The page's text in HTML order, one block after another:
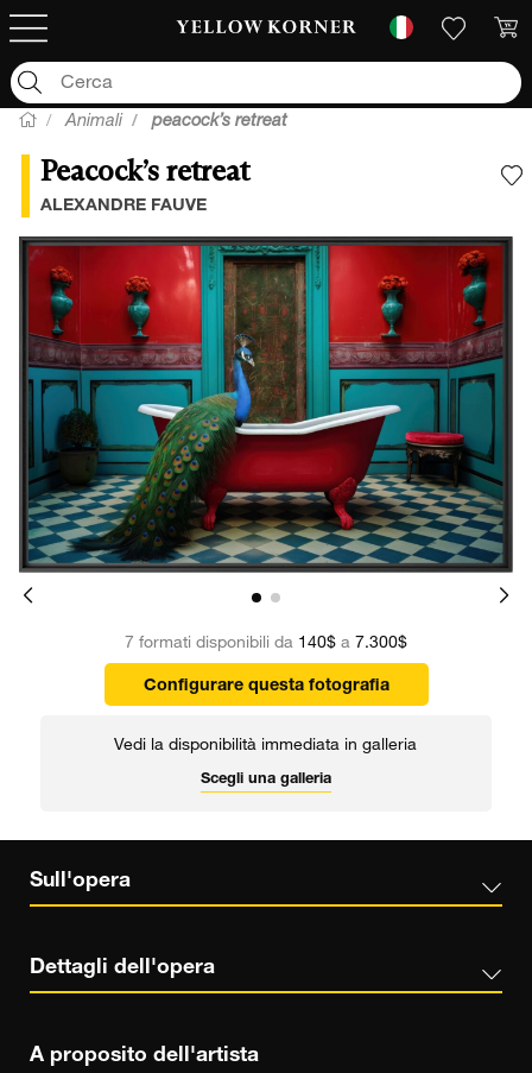
Animali peacock’s retreat
Peacock’s retreat
ALEXANDRE FAUVE
7 formati disponibili da 140$ a 7.300$
Configurare questa fotografia
Vedi la disponibilità immediata in galleria
Scegli una galleria
Sull'opera
Dettagli dell'opera
A proposito dell'artista